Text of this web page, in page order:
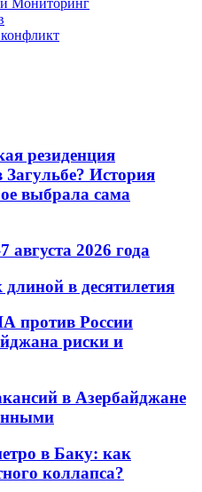
Мониторинг
резиденция
История
выбрала сама
августа 2026 года
в десятилетия
против России
риски и
в Азербайджане
в Баку: как
коллапса?